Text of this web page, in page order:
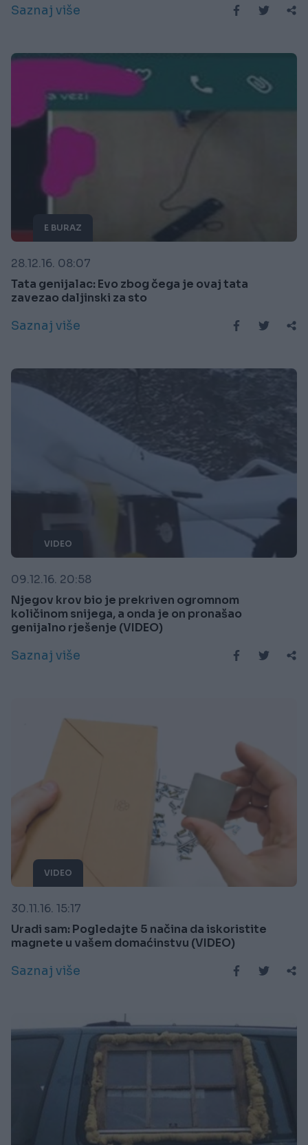
Saznaj više
E BURAZ
28.12.16. 08:07
Tata genijalac: Evo zbog čega je ovaj tata
zavezao daljinski za sto
Saznaj više
VIDEO
09.12.16. 20:58
Njegov krov bio je prekriven ogromnom
količinom snijega, a onda je on pronašao
genijalno rješenje (VIDEO)
Saznaj više
VIDEO
30.11.16. 15:17
Uradi sam: Pogledajte 5 načina da iskoristite
magnete u vašem domaćinstvu (VIDEO)
Saznaj više